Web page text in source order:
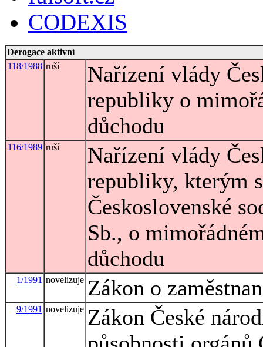
CODEXIS
Derogace aktivní
118/1988 ruší
Nařízení vlády
republiky o
důchodu
116/1989 ruší
Nařízení vlády
republiky, kterým
Československé
Sb., o
důchodu
1/1991 novelizuje Zákon o
9/1991 novelizuje Zákon České